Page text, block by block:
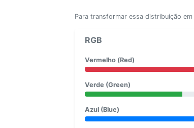
Para transformar essa distribuição
RGB
Vermelho (Red)
Verde (Green)
Azul (Blue)